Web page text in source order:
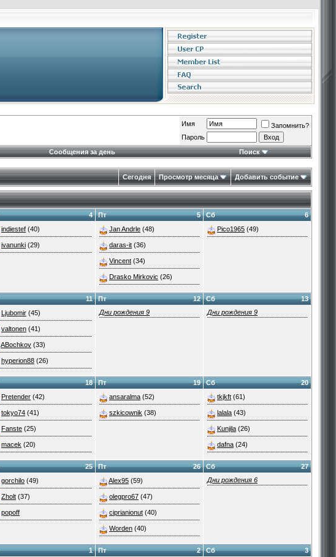
Имя
Запомнить?
Пароль
Сообщения за день Поиск
Сегодня Просмотр месяца Добавить событие
4
indiestef (40)
ivanunki (29)
5
Пт
Jan Andrle (48)
daras-it (36)
Vincent (34)
Drasko Mirkovic (26)
6
Сб
Pico1965 (49)
11
Ljubomir (45)
valtonen (41)
ABochkov (33)
hyperion88 (26)
12
Пт
Дни рождения 9
13
Сб
Дни рождения 9
18
Pretender (42)
tokyo74 (41)
Fanste (25)
macek (20)
19
Пт
ansaralma (52)
szkicownik (38)
20
Сб
tkjkft (61)
lalala (43)
Kunjila (26)
dafna (24)
25
gorchilo (49)
Zholt (37)
popoff
26
Пт
Alex95 (59)
olegpro67 (47)
ciprianionut (40)
Worden (40)
27
Сб
Дни рождения 6
1 2
Пт 3
Сб